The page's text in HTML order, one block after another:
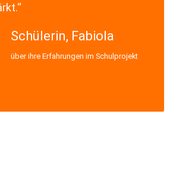
Schülerin, Fabiola
über ihre Erfahrungen im Schulprojekt